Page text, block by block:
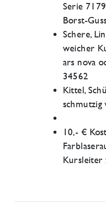
Serie
Borst-
Schere,
weicher
ars nova
34562
Kittel,
10,- €
Kursleiter